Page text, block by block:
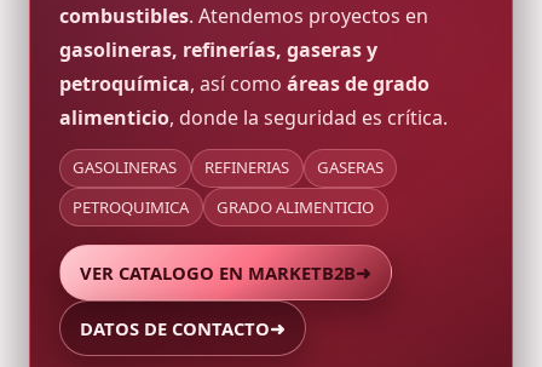
combustibles. Atendemos proyectos en
gasolineras, refinerías, gaseras y
petroquímica, así como áreas de grado
alimenticio, donde la seguridad es crítica.
GASOLINERAS REFINERIAS
GASERAS
PETROQUIMICA
GRADO ALIMENTICIO
VER CATALOGO EN MARKETB2B➜
DATOS DE CONTACTO➜